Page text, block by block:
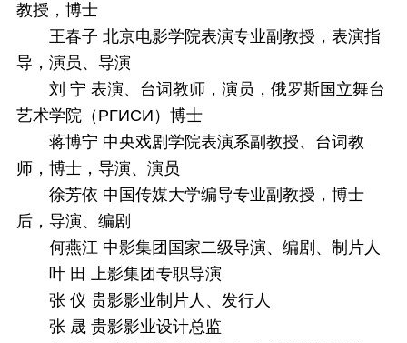
教授，博士
王春子 北京电影学院表演专业副教授，表演指
导，演员、导演
刘 宁 表演、台词教师，演员， 俄罗斯国立舞台
艺术学院（РГИСИ）博士
蒋博宁 中央戏剧学院表演系副教授、台词教
师，博士，导演、演员
徐芳依 中国传媒大学编导专业副教授，博士
后，导演、编剧
何燕江 中影集团国家二级导演、编剧、制片人
叶 田 上影集团专职导演
张 仪 贵影影业制片人、发行人
张 晟 贵影影业设计总监